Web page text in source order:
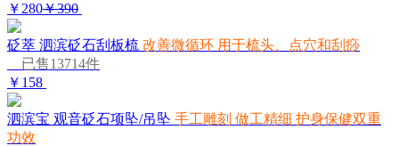
￥280￥390
砭萃 泗滨砭石刮板梳 改善微循环 用于梳头、点穴和刮痧
已售13714件
￥158
泗滨宝 观音砭石项坠/吊坠 手工雕刻 做工精细 护身保健双重
功效